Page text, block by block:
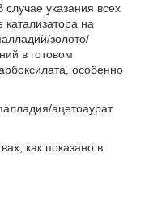
указания всех
на
золото/
в готовом
особенно
ацетоаурат
как показано в